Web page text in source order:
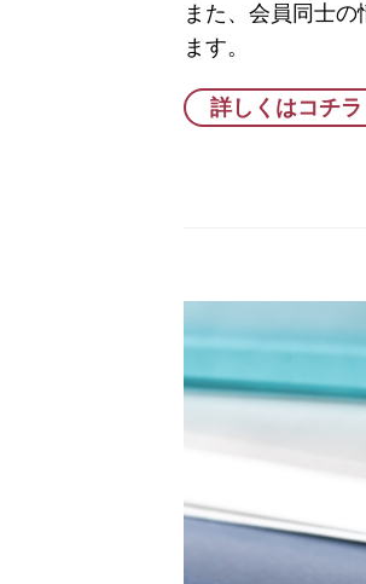
また、会員同士
ます。
詳しくはコチラ